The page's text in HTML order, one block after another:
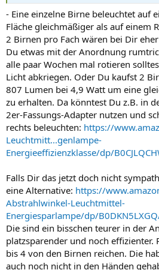
- Eine einzelne Birne beleuchtet auf
Fläche gleichmäßiger als auf einem
2 Birnen pro Fach wären bei Dir
Du etwas mit der Anordnung
alle paar Wochen mal rotieren
Licht abkriegen. Oder Du kaufst 2
807 Lumen bei 4,9 Watt um eine
zu erhalten. Da könntest Du z.B. in
2er-Fassungs-Adapter nutzen und
rechts beleuchten: https://
Leuchtmitt...genlampe-
Energieeffizienzklasse/dp/
Falls Dir das jetzt doch nicht
eine Alternative: https://
Abstrahlwinkel-Leuchtmittel-
Energiesparlampe/dp/
Die sind ein bisschen teurer in der
platzsparender und noch effizienter.
bis 4 von den Birnen reichen. Die
auch noch nicht in den Händen